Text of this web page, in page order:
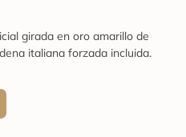
girada en oro amarillo de
italiana forzada incluida.